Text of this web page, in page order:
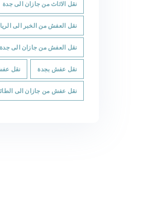
نقل الاثاث من جازان الى جدة
نقل العفش من الخبر الى
نقل العفش من جازان الى جدة
نقل عفش بجدة نقل
نقل عفش من جازان الى